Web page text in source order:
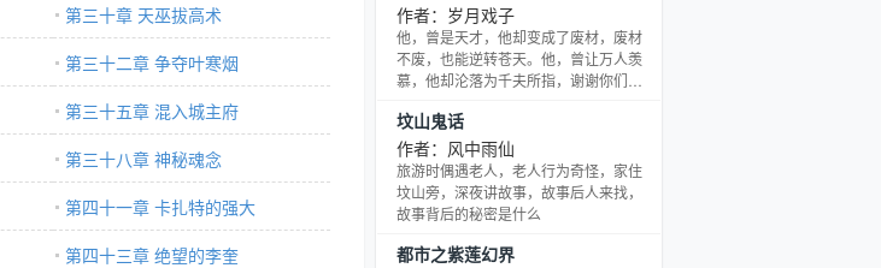
第三十章 天巫拔高术
第三十二章 争夺叶寒烟
第三十五章 混入城主府
第三十八章 神秘魂念
第四十一章 卡扎特的强大
第四十三章 绝望的李奎
作者：岁月戏子
他，曾是天才，他却变成了废材，废材
不废，也能逆转苍天。他，曾让万人羡
慕，他却沦落为千夫所指，谢谢你们曾
降临，看我辉耀神武
坟山鬼话
作者：风中雨仙
旅游时偶遇老人，老人行为奇怪，家住
坟山旁，深夜讲故事，故事后人来找，
故事背后的秘密是什么
都市之紫莲幻界